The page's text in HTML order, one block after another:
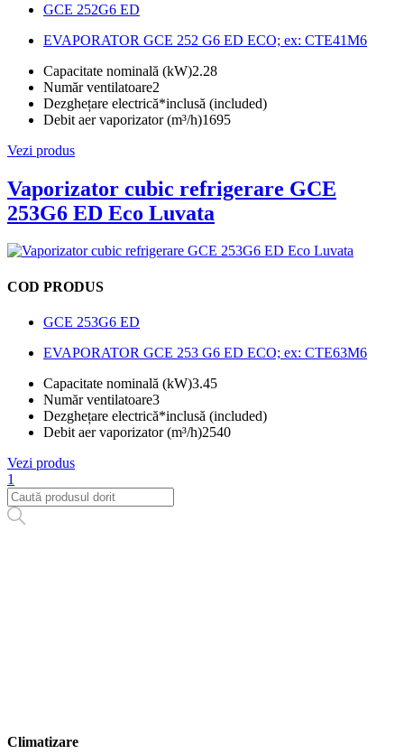
GCE 252G6 ED
EVAPORATOR GCE 252 G6 ED ECO; ex: CTE41M6
Capacitate nominală (kW)2.28
Număr ventilatoare2
Dezghețare electrică*inclusă (included)
Debit aer vaporizator (m³/h)1695
Vezi produs
Vaporizator cubic refrigerare GCE
253G6 ED Eco Luvata
COD PRODUS
GCE 253G6 ED
EVAPORATOR GCE 253 G6 ED ECO; ex: CTE63M6
Capacitate nominală (kW)3.45
Număr ventilatoare3
Dezghețare electrică*inclusă (included)
Debit aer vaporizator (m³/h)2540
Vezi produs
1
Climatizare